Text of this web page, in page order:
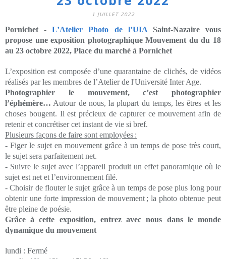
1 JUILLET 2022
Pornichet - L’Atelier Photo de l’UIASaint-Nazaire vous
propose une exposition photographique Mouvement du du 18
au 23 octobre 2022, Place du marché à Pornichet
L’exposition est composée d’une quarantaine de clichés, de vidéos
réalisés par les membres de l’Atelier de l'Université Inter Age.
Photographier le mouvement, c’est photographier
l’éphémère… Autour de nous, la plupart du temps, les êtres et les
choses bougent. Il est précieux de capturer ce mouvement afin de
retenir et concrétiser cet instant de vie si bref.
Plusieurs façons de faire sont employées :
- Figer le sujet en mouvement grâce à un temps de pose très court,
le sujet sera parfaitement net.
- Suivre le sujet avec l’appareil produit un effet panoramique où le
sujet est net et l’environnement filé.
- Choisir de flouter le sujet grâce à un temps de pose plus long pour
obtenir une forte impression de mouvement ; la photo obtenue peut
être pleine de poésie.
Grâce à cette exposition, entrez avec nous dans le monde
dynamique du mouvement
lundi : Fermé